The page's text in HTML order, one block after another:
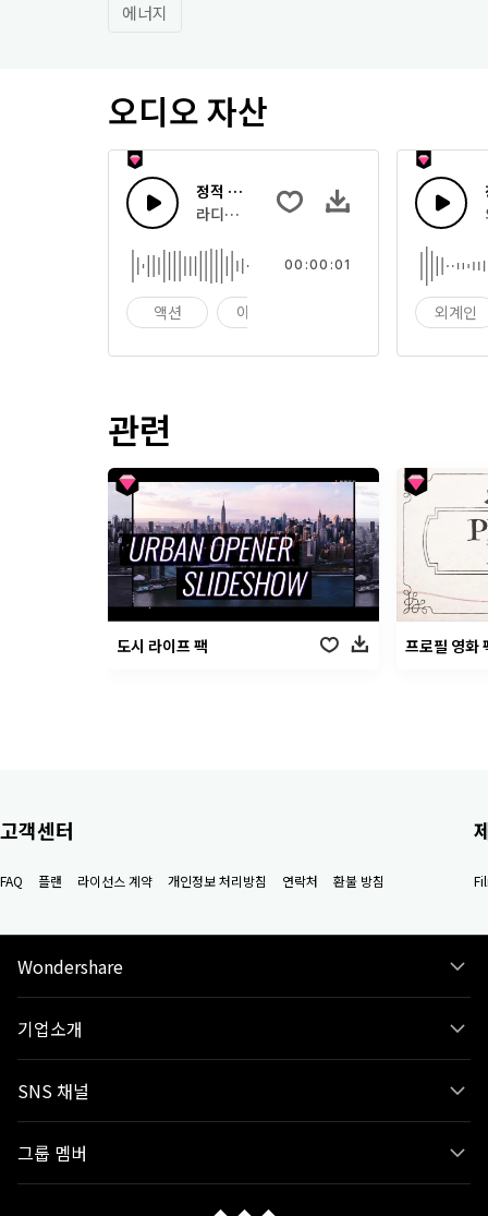
에너지
오디오 자산
정적 방해
라디오, 정적, 채널, 오디오 먼지
액션 아나로그
00:00:01
외계인
관련
도시 라이프 팩 프로필 영화
고객센터
FAQ 플랜 라이선스 계약 개인정보 처리방침 연락처 환불 방침
Wondershare
기업소개
SNS 채널
그룹 멤버